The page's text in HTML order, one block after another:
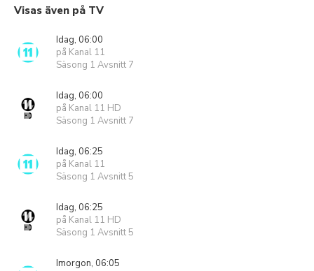
Visas även på TV
Idag, 06:00
på Kanal 11
Säsong 1 Avsnitt 7
Idag, 06:00
på Kanal 11 HD
Säsong 1 Avsnitt 7
Idag, 06:25
på Kanal 11
Säsong 1 Avsnitt 5
Idag, 06:25
på Kanal 11 HD
Säsong 1 Avsnitt 5
Imorgon, 06:05